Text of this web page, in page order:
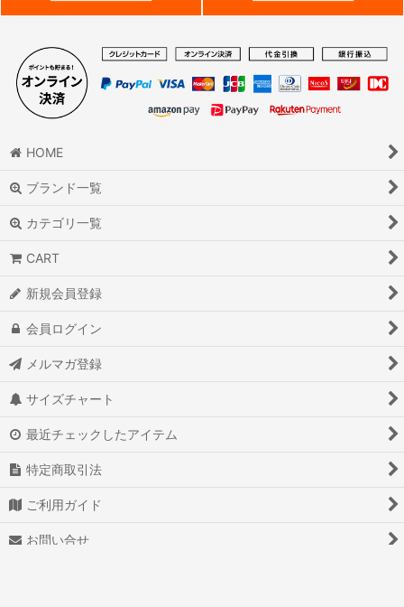
HOME
ブランド一覧
カテゴリ一覧
CART
新規会員登録
会員ログイン
メルマガ登録
サイズチャート
最近チェックしたアイテム
特定商取引法
ご利用ガイド
お問い合せ